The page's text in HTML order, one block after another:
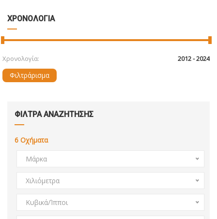
ΧΡΟΝΟΛΟΓΙΑ
Χρονολογία:
Φιλτράρισμα
ΦΙΛΤΡΑ ΑΝΑΖΗΤΗΣΗΣ
6 Οχήματα
Μάρκα
Χιλιόμετρα
Κυβικά/Ίπποι